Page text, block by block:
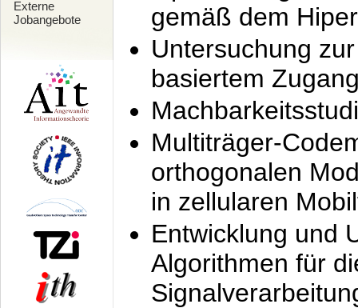
Externe
Jobangebote
gemäß dem
Untersuchung
basiertem
Multiträger-
orthogonalen
in zellularen
Entwicklung und
Algorithmen für